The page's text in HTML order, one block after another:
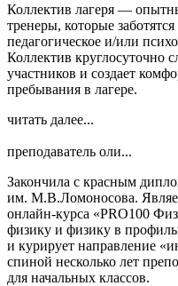
Коллектив лагеря —
тренеры, которые
педагогическое и/или
Коллектив круглосуточно
участников и создает
пребывания в лагере.
читать далее...
преподаватель оли...
Закончила с красным
им. М.В.Ломоносова.
онлайн-курса «PRO100
физику и физику в
и курирует направление
спиной несколько лет
для начальных классов.